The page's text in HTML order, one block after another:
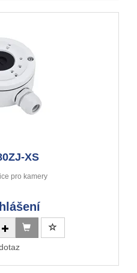
XS
pro kamery